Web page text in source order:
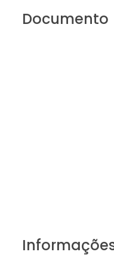
Documento